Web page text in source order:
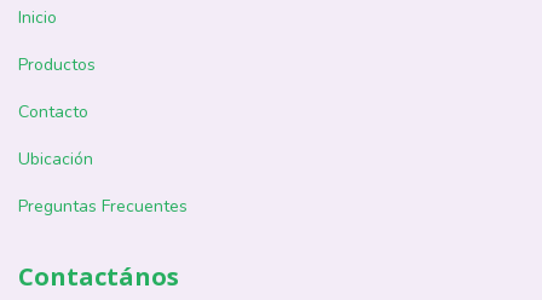
Inicio
Productos
Contacto
Ubicación
Preguntas Frecuentes
Contactános